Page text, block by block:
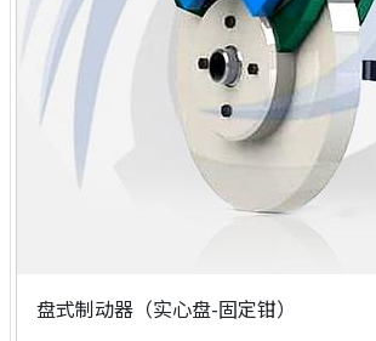
盘式制动器（实心盘-固定钳）